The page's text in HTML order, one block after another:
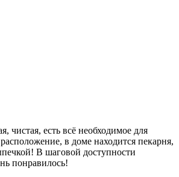
чистая, есть всё необходимое для
в доме находится пекарня,
В шаговой доступности
понравилось!